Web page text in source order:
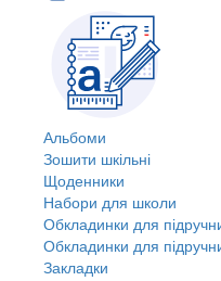
Альбоми
Зошити шкільні
Щоденники
Набори для школи
Обкладинки для
Обкладинки для
Закладки